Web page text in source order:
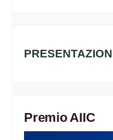
Premio AIIC